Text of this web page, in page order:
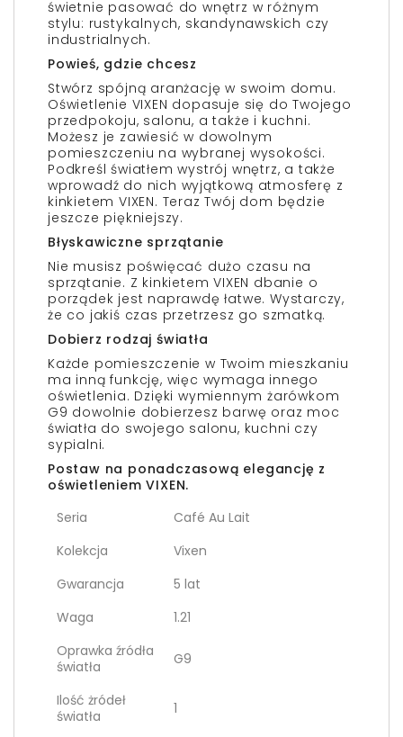
świetnie pasować do wnętrz w różnym
stylu: rustykalnych, skandynawskich czy
industrialnych.
Powieś, gdzie chcesz
Stwórz spójną aranżację w swoim domu.
Oświetlenie VIXEN dopasuje się do Twojego
przedpokoju, salonu, a także i kuchni.
Możesz je zawiesić w dowolnym
pomieszczeniu na wybranej wysokości.
Podkreśl światłem wystrój wnętrz, a także
wprowadź do nich wyjątkową atmosferę z
kinkietem VIXEN. Teraz Twój dom będzie
jeszcze piękniejszy.
Błyskawiczne sprzątanie
Nie musisz poświęcać dużo czasu na
sprzątanie. Z kinkietem VIXEN dbanie o
porządek jest naprawdę łatwe. Wystarczy,
że co jakiś czas przetrzesz go szmatką.
Dobierz rodzaj światła
Każde pomieszczenie w Twoim mieszkaniu
ma inną funkcję, więc wymaga innego
oświetlenia. Dzięki wymiennym żarówkom
G9 dowolnie dobierzesz barwę oraz moc
światła do swojego salonu, kuchni czy
sypialni.
Postaw na ponadczasową elegancję z
oświetleniem VIXEN.
Seria
Café Au Lait
Kolekcja
Vixen
Gwarancja
5 lat
Waga
1.21
Oprawka źródła
światła
G9
Ilość żródeł
światła
1